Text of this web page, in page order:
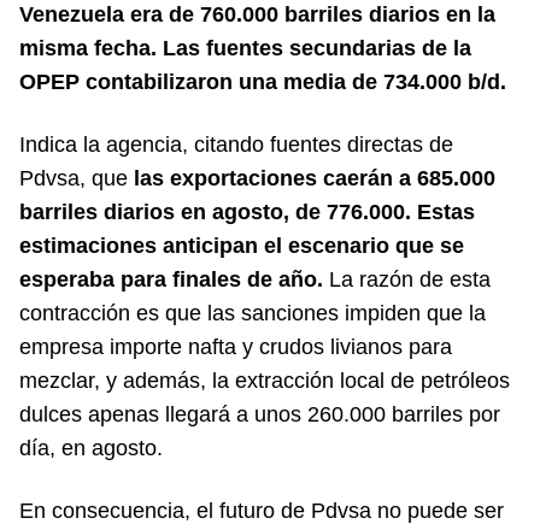
Venezuela era de 760.000 barriles diarios en la
misma fecha. Las fuentes secundarias de la
OPEP contabilizaron una media de 734.000 b/d.
Indica la agencia, citando fuentes directas de
Pdvsa, que las exportaciones caerán a 685.000
barriles diarios en agosto, de 776.000. Estas
estimaciones anticipan el escenario que se
esperaba para finales de año. La razón de esta
contracción es que las sanciones impiden que la
empresa importe nafta y crudos livianos para
mezclar, y además, la extracción local de petróleos
dulces apenas llegará a unos 260.000 barriles por
día, en agosto.
En consecuencia, el futuro de Pdvsa no puede ser